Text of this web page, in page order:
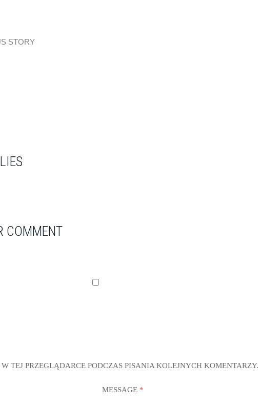
STORY
COMMENT
TEJ PRZEGLĄDARCE PODCZAS PISANIA KOLEJNYCH KOMENTARZY.
MESSAGE *